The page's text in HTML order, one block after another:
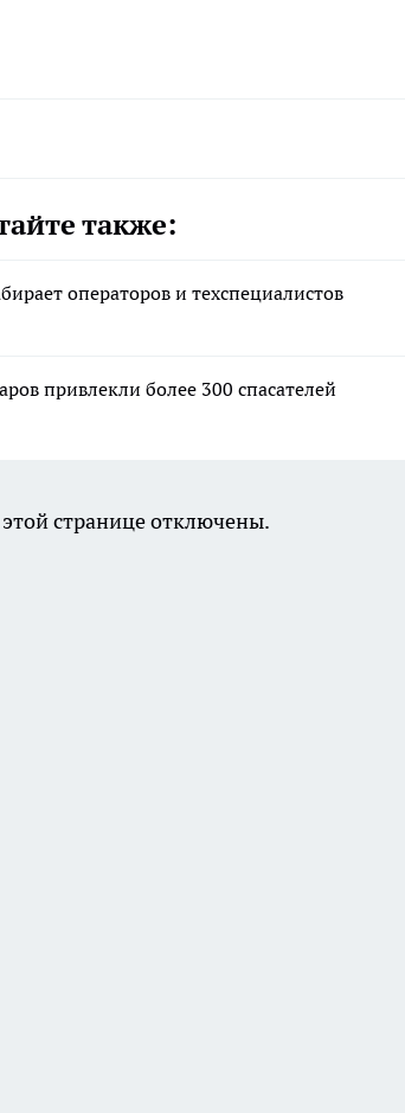
также:
операторов и техспециалистов
привлекли более 300 спасателей
странице отключены.